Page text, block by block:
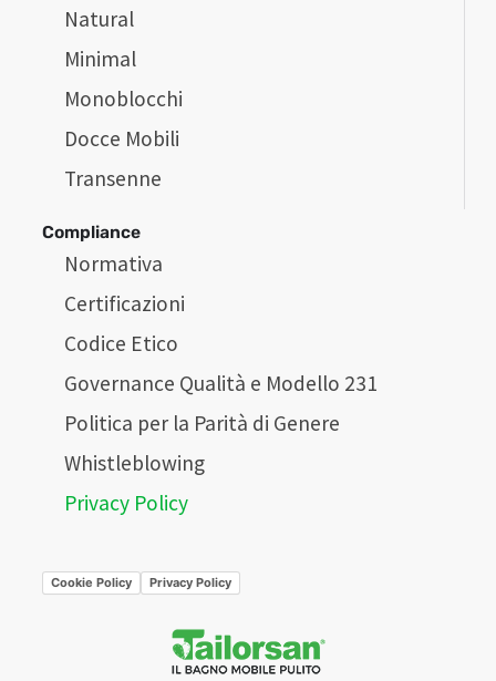
Natural
Minimal
Monoblocchi
Docce Mobili
Transenne
Compliance
Normativa
Certificazioni
Codice Etico
Governance Qualità e Modello 231
Politica per la Parità di Genere
Whistleblowing
Privacy Policy
Cookie Policy Privacy Policy